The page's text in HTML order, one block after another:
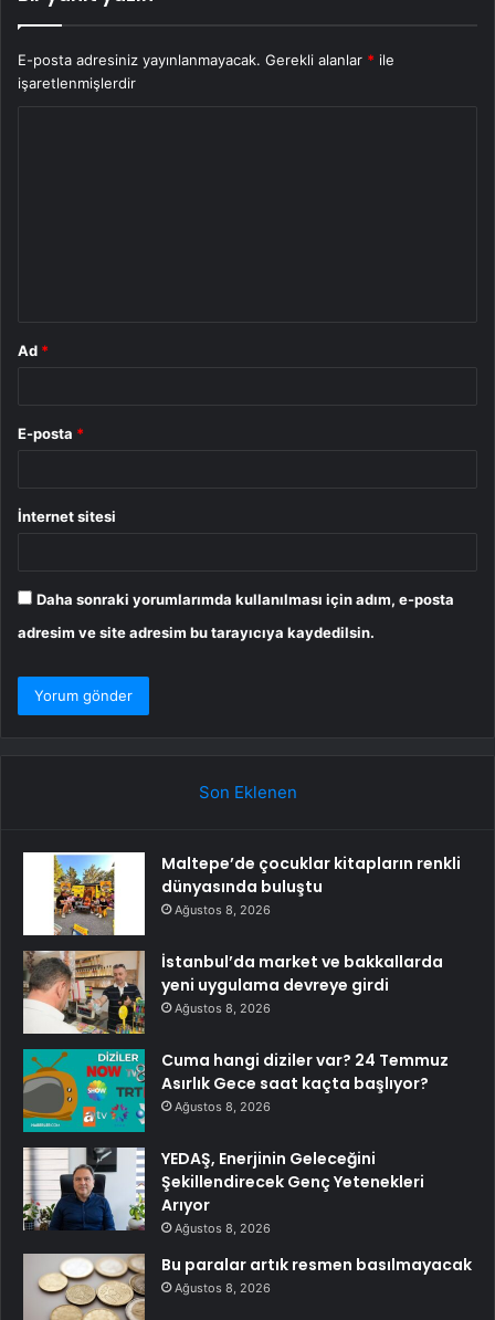
E-posta adresiniz yayınlanmayacak. Gerekli alanlar * ile
işaretlenmişlerdir
Ad *
E-posta *
İnternet sitesi
Daha sonraki yorumlarımda kullanılması için adım, e-posta
adresim ve site adresim bu tarayıcıya kaydedilsin.
Son Eklenen
Maltepe’de çocuklar kitapların renkli
dünyasında buluştu
Ağustos 8, 2026
İstanbul’da market ve bakkallarda
yeni uygulama devreye girdi
Ağustos 8, 2026
Cuma hangi diziler var? 24 Temmuz
Asırlık Gece saat kaçta başlıyor?
Ağustos 8, 2026
YEDAŞ, Enerjinin Geleceğini
Şekillendirecek Genç Yetenekleri
Arıyor
Ağustos 8, 2026
Bu paralar artık resmen basılmayacak
Ağustos 8, 2026